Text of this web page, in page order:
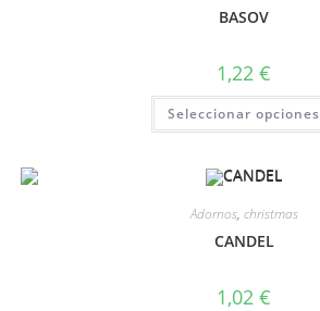
BASOV
1,22 €
Seleccionar opciones
Adornos, christmas
CANDEL
1,02 €